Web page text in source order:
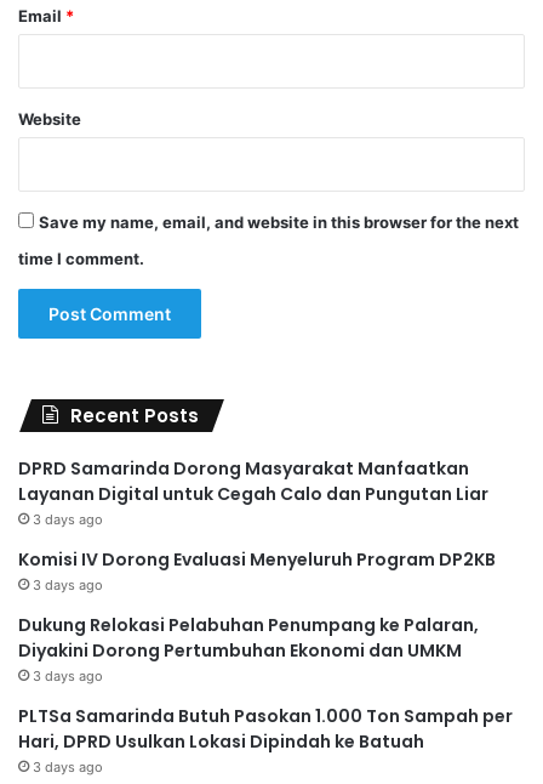
Email *
Website
Save my name, email, and website in this browser for the next
time I comment.
Recent Posts
DPRD Samarinda Dorong Masyarakat Manfaatkan
Layanan Digital untuk Cegah Calo dan Pungutan Liar
3 days ago
Komisi IV Dorong Evaluasi Menyeluruh Program DP2KB
3 days ago
Dukung Relokasi Pelabuhan Penumpang ke Palaran,
Diyakini Dorong Pertumbuhan Ekonomi dan UMKM
3 days ago
PLTSa Samarinda Butuh Pasokan 1.000 Ton Sampah per
Hari, DPRD Usulkan Lokasi Dipindah ke Batuah
3 days ago